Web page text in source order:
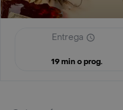
Entrega
19 min o prog.